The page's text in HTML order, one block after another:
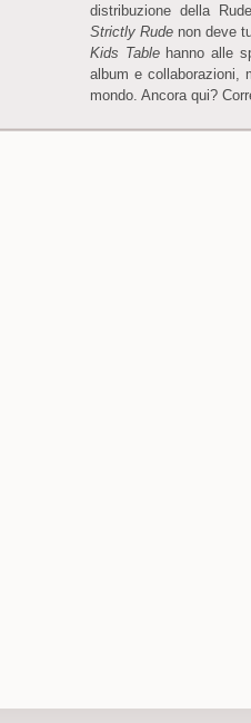
distribuzione della
Strictly Rude non deve
Kids Tablehanno alle
album e collaborazioni,
mondo. Ancora qui?